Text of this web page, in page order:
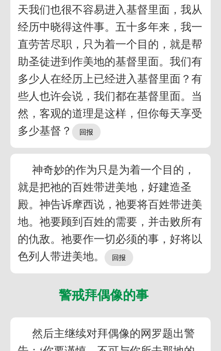
天我们也很不容易进入基督里面，我从
经历中晓得这件事。五十多年来，我一
直劳苦尽职，只为着一个目的，就是帮
助圣徒进到作美地的基督里面。我们有
多少人在经历上已经进入基督里面？有
些人也许会说，我们都在基督里面。当
然，客观的道理是这样，但你每天享受
多少基督？
神奇妙的作为只是为着一个目的，
就是把祂的百姓带进美地，好建造圣
殿。神告诉摩西说，祂要将百姓带进美
地。祂要顾到百姓的需要，并击败所有
的仇敌。祂要作一切必须的事，好将以
色列人带进美地。
警戒拜偶像的事
然后主继续对拜偶像的网罗题出警